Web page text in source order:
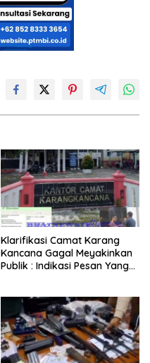
Klarifikasi Camat Karang
Kancana Gagal Meyakinkan
Publik : Indikasi Pesan Yang